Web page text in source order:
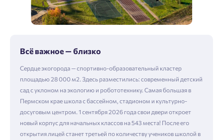
Всё важное — близко
Сердце экогорода — спортивно-образовательный кластер
площадью 28 000 м2. Здесь разместились: современный детский
сад с уклоном на экологию и робототехнику. Самая большая в
Пермском крае школа с бассейном, стадионом и культурно-
досуговым центром. 1 сентября 2026 года свои двери откроет
новый корпус для начальных классов на 543 места! После его
открытия лицей станет третьей по количеству учеников школой в